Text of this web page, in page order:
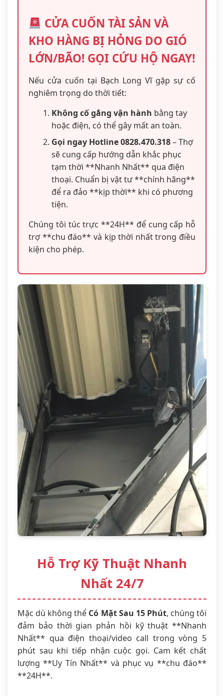
CỬA CUỐN TÀI SẢN VÀ
KHO HÀNG BỊ HỎNG DO GIÓ
LỚN/BÃO! GỌI CỨU HỘ NGAY!
Nếu cửa cuốn tại Bạch Long Vĩ gặp sự cố
nghiêm trọng do thời tiết:
Không cố gắng vận hành bằng tay
hoặc điện, có thể gây mất an toàn.
Gọi ngay Hotline 0828.470.318– Thợ
sẽ cung cấp hướng dẫn khắc phục
tạm thời **Nhanh Nhất** qua điện
thoại. Chuẩn bị vật tư **chính hãng**
để ra đảo **kịp thời** khi có phương
tiện.
Chúng tôi túc trực **24H** để cung cấp hỗ
trợ **chu đáo** và kịp thời nhất trong điều
kiện cho phép.
Hỗ Trợ Kỹ Thuật Nhanh
Nhất 24/7
Mặc dù không thể Có Mặt Sau 15 Phút, chúng tôi
đảm bảo thời gian phản hồi kỹ thuật **Nhanh
Nhất** qua điện thoại/video call trong vòng 5
phút sau khi tiếp nhận cuộc gọi. Cam kết chất
lượng **Uy Tín Nhất** và phục vụ **chu đáo**
**24H**.